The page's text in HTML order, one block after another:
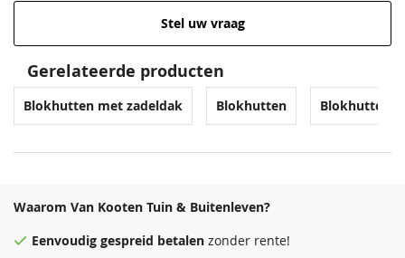
Stel uw vraag
Gerelateerde producten
Blokhutten met zadeldak Blokhutten Blokhutten
Waarom Van Kooten Tuin & Buitenleven?
Eenvoudig gespreid betalen zonder rente!